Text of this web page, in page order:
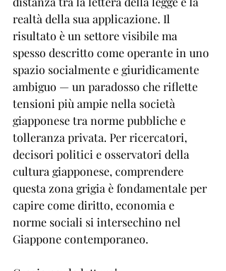
realtà della sua applicazione. Il
risultato è un settore visibile ma
spesso descritto come operante in uno
spazio socialmente e giuridicamente
ambiguo — un paradosso che riflette
tensioni più ampie nella società
giapponese tra norme pubbliche e
tolleranza privata. Per ricercatori,
decisori politici e osservatori della
cultura giapponese, comprendere
questa zona grigia è fondamentale per
capire come diritto, economia e
norme sociali si intersechino nel
Giappone contemporaneo.